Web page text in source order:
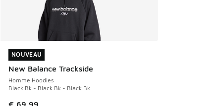
NOUVEAU
New Balance Trackside
Homme Hoodies
Black Bk - Black Bk - Black Bk
€ 69,99
NOUVEAU